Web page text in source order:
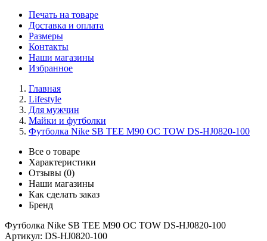
Печать на товаре
Доставка и оплата
Размеры
Контакты
Наши магазины
Избранное
Главная
Lifestyle
Для мужчин
Майки и футболки
Футболка Nike SB TEE M90 OC TOW DS-HJ0820-100
Все о товаре
Характеристики
Отзывы (0)
Наши магазины
Как сделать заказ
Бренд
Футболка Nike SB TEE M90 OC TOW DS-HJ0820-100
Артикул: DS-HJ0820-100